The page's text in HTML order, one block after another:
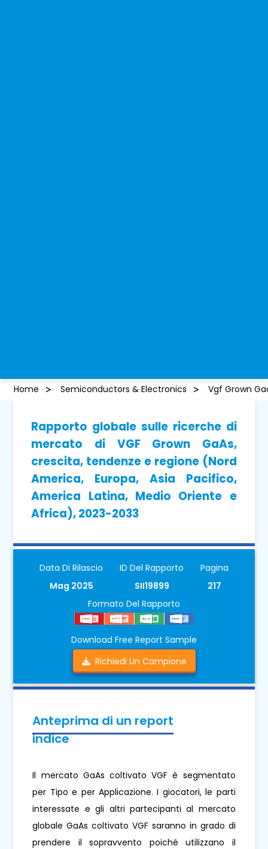
Home Semiconductors & Electronics Vgf Grown
Rapporto globale sulle ricerche di
mercato di VGF Grown GaAs,
crescita, tendenze e regione (Nord
America, Europa, Asia Pacifico,
America Latina, Medio Oriente e
Africa), 2023-2033
Data Di Rilascio
Mag 2025
ID Del Rapporto
SII19899
Pagina
217
Formato Del Rapporto
Download Free Report Sample
Richiedi Un Campione
Anteprima di un report
indice
Il mercato GaAs coltivato VGF è segmentato
per Tipo e per Applicazione. I giocatori, le parti
interessate e gli altri partecipanti al mercato
globale GaAs coltivato VGF saranno in grado di
prendere il sopravvento poiché utilizzano il